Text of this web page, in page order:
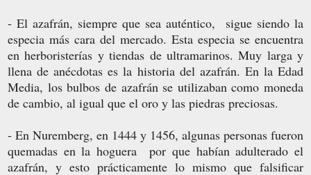
- El azafrán, siempre que sea auténtico, sigue siendo la
especia más cara del mercado. Esta especia se encuentra
en herboristerías y tiendas de ultramarinos. Muy larga y
llena de anécdotas es la historia del azafrán. En la Edad
Media, los bulbos de azafrán se utilizaban como moneda
de cambio, al igual que el oro y las piedras preciosas.
- En Nuremberg, en 1444 y 1456, algunas personas fueron
quemadas en la hoguera por que habían adulterado el
azafrán, y esto prácticamente lo mismo que falsificar